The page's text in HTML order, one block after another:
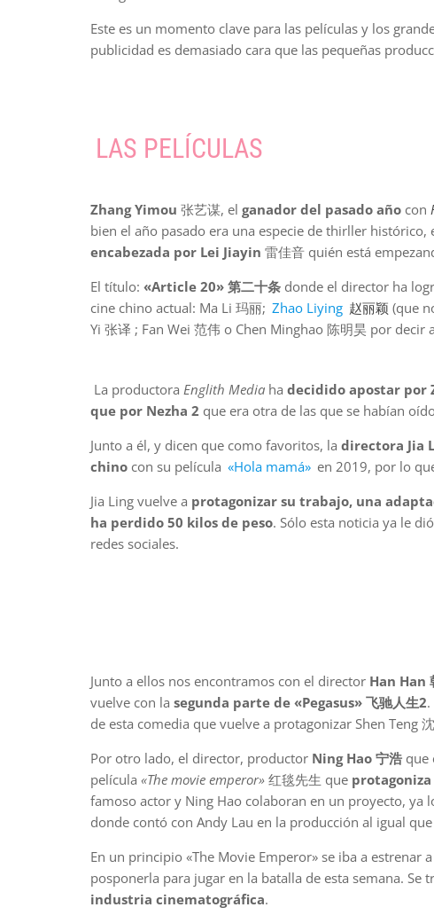
Este es un momento clave para las películas y los
publicidad es demasiado cara que las pequeñas
LAS PELÍCULAS
Zhang Yimou 张艺谋, el ganador del pasado año con
bien el año pasado era una especie de thirller histórico,
encabezada por Lei Jiayin 雷佳音 quién está
El título: «Article 20» 第二十条 donde el director ha
cine chino actual: Ma Li 玛丽; Zhao Liying 赵丽颖 (que
Yi 张译 ; Fan Wei 范伟 o Chen Minghao 陈明昊 por decir
La productora Englith Media ha decidido apostar por
que por Nezha 2 que era otra de las que se habían
Junto a él, y dicen que como favoritos, la directora Jia
chino con su película «Hola mamá» en 2019, por lo
Jia Ling vuelve a protagonizar su trabajo, una
ha perdido 50 kilos de peso. Sólo esta noticia ya le
redes sociales.
Junto a ellos nos encontramos con el director Han Han
vuelve con la segunda parte de «Pegasus» 飞驰人生2
de esta comedia que vuelve a protagonizar Shen Teng
Por otro lado, el director, productor Ning Hao 宁浩 que
película «The movie emperor» 红毯先生 que protagoniza
famoso actor y Ning Hao colaboran en un proyecto, ya
donde contó con Andy Lau en la producción al igual
En un principio «The Movie Emperor» se iba a
posponerla para jugar en la batalla de esta semana. Se
industria cinematográfica.